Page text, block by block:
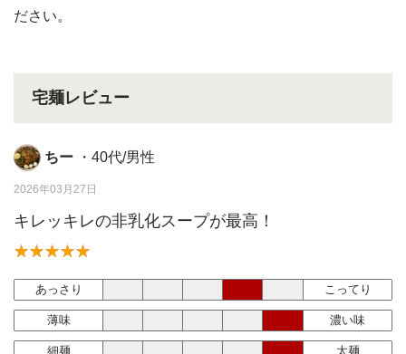
ださい。
宅麺レビュー
ちー ・40代/男性
2026年03月27日
キレッキレの非乳化スープが最高！
あっさり こってり
薄味 濃い味
細麺 太麺